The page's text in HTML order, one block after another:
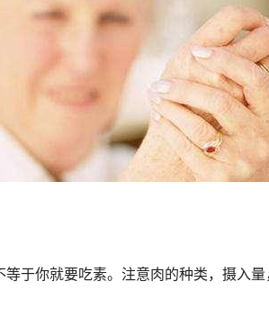
于你就要吃素。注意肉的种类，摄入